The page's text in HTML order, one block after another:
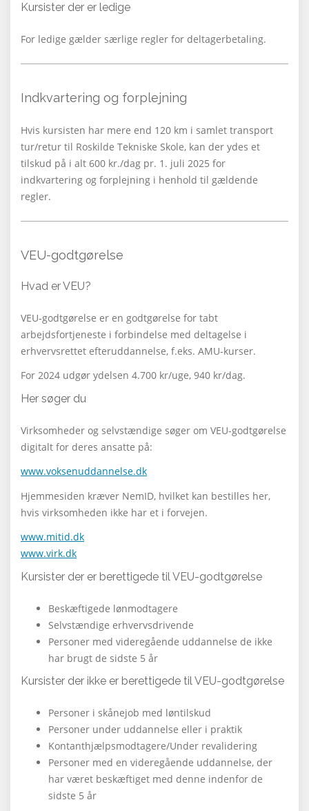
Kursister der er ledige
For ledige gælder særlige regler for deltagerbetaling.
Indkvartering og forplejning
Hvis kursisten har mere end 120 km i samlet transport
tur/retur til Roskilde Tekniske Skole, kan der ydes et
tilskud på i alt 600 kr./dag pr. 1. juli 2025 for
indkvartering og forplejning i henhold til gældende
regler.
VEU-godtgørelse
Hvad er VEU?
VEU-godtgørelse er en godtgørelse for tabt
arbejdsfortjeneste i forbindelse med deltagelse i
erhvervsrettet efteruddannelse, f.eks. AMU-kurser.
For 2024 udgør ydelsen 4.700 kr/uge, 940 kr/dag.
Her søger du
Virksomheder og selvstændige søger om VEU-godtgørelse
digitalt for deres ansatte på:
www.voksenuddannelse.dk
Hjemmesiden kræver NemID, hvilket kan bestilles her,
hvis virksomheden ikke har et i forvejen.
www.mitid.dk
www.virk.dk
Kursister der er berettigede til VEU-godtgørelse
Beskæftigede lønmodtagere
Selvstændige erhvervsdrivende
Personer med videregående uddannelse de ikke
har brugt de sidste 5 år
Kursister der ikke er berettigede til VEU-godtgørelse
Personer i skånejob med løntilskud
Personer under uddannelse eller i praktik
Kontanthjælpsmodtagere/Under revalidering
Personer med en videregående uddannelse, der
har været beskæftiget med denne indenfor de
sidste 5 år